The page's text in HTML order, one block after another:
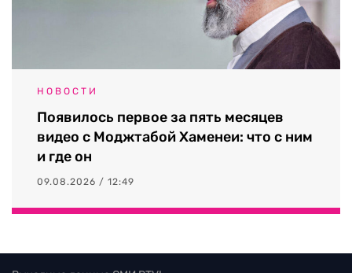
НОВОСТИ
Появилось первое за пять месяцев
видео с Моджтабой Хаменеи: что с ним
и где он
09.08.2026 / 12:49